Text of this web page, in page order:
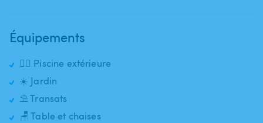
Équipements
🏊‍♂️ Piscine extérieure
☀️ Jardin
⛱️ Transats
🪑 Table et chaises